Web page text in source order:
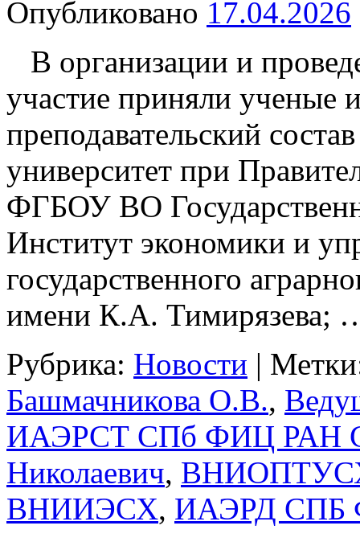
Опубликовано 17.04.2026
В организации и
участие приняли ученые
преподавательский
университет при
ФГБОУ ВО
Институт экономики и
государственного
имени К.А. Тимирязева;
Рубрика: Новости |
Башмачникова О.В.,
ИАЭРСТ СПб ФИЦ РАН
Николаевич,
ВНИИЭСХ, ИАЭРД СПБ